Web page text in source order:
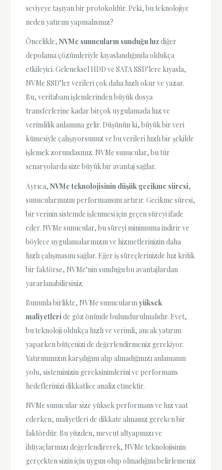
seviyeye taşıyan bir protokoldür. Peki, bu teknolojiye
neden yatırım yapmalısınız?
Öncelikle,NVMe sunucuların sunduğu hızdiğer
depolama çözümleriyle kıyaslandığında oldukça
etkileyici. Geleneksel HDD ve SATA SSD’lere kıyasla,
NVMe SSD’ler verileri çok daha hızlı okur ve yazar.
Bu, veritabanı işlemlerinden büyük dosya
transferlerine kadar birçok uygulamada hız ve
verimlilik anlamına gelir. Düşünün ki, büyük bir veri
kümesiyle çalışıyorsunuz ve bu verileri hızlı bir şekilde
işlemek zorundasınız. NVMe sunucular, bu tür
senaryolarda size büyük bir avantaj sağlar.
Ayrıca,NVMe teknolojisinin düşük gecikme süresi,
sunucularınızın performansını artırır. Gecikme süresi,
bir verinin sistemde işlenmesi için geçen süreyi ifade
eder. NVMe sunucular, bu süreyi minimuma indirir ve
böylece uygulamalarınızın ve hizmetlerinizin daha
hızlı çalışmasını sağlar. Eğer iş süreçlerinizde hız kritik
bir faktörse, NVMe’nin sunduğu bu avantajlardan
yararlanabilirsiniz.
Bununla birlikte, NVMe sunucularınyüksek
maliyetleri de göz önünde bulundurulmalıdır. Evet,
bu teknoloji oldukça hızlı ve verimli, ancak yatırım
yaparken bütçenizi de değerlendirmeniz gerekiyor.
Yatırımınızın karşılığını alıp almadığınızı anlamanın
yolu, sisteminizin gereksinimlerini ve performans
hedeflerinizi dikkatlice analiz etmektir.
NVMe sunucular size yüksek performans ve hız vaat
ederken, maliyetleri de dikkate almanız gereken bir
faktördür. Bu yüzden, mevcut altyapınızı ve
ihtiyaçlarınızı değerlendirerek, NVMe teknolojisinin
gerçekten sizin için uygun olup olmadığını belirlemeniz